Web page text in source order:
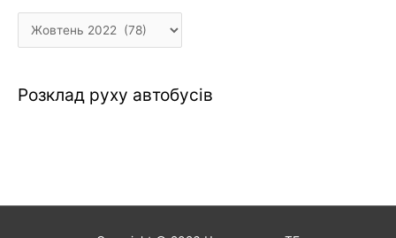
Розклад руху автобусів